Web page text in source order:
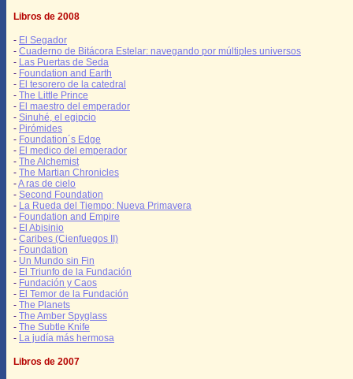
Libros de 2008
- El Segador
- Cuaderno de Bitácora Estelar: navegando por múltiples universos
- Las Puertas de Seda
- Foundation and Earth
- El tesorero de la catedral
- The Little Prince
- El maestro del emperador
- Sinuhé, el egipcio
- Pirómides
- Foundation´s Edge
- El medico del emperador
- The Alchemist
- The Martian Chronicles
-A ras de cielo
- Second Foundation
- La Rueda del Tiempo: Nueva Primavera
- Foundation and Empire
- El Abisinio
- Caribes (Cienfuegos II)
- Foundation
- Un Mundo sin Fin
- El Triunfo de la Fundación
- Fundación y Caos
- El Temor de la Fundación
- The Planets
- The Amber Spyglass
- The Subtle Knife
- La judía más hermosa
Libros de 2007